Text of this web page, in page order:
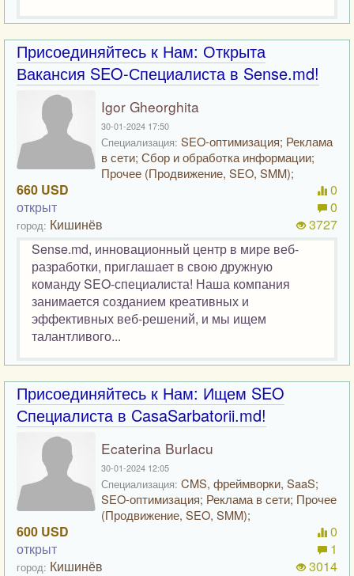
Присоединяйтесь к Нам: Открыта
Вакансия SEO-Специалиста в Sense.md!
Igor Gheorghita
30-01-2024 17:50
Специализация: SEO-оптимизация; Реклама
в сети; Сбор и обработка информации;
Прочее (Продвижение, SEO, SMM);
660 USD
открыт
город: Кишинёв
0
0
3727
Sense.md, инновационный центр в мире веб-
разработки, приглашает в свою дружную
команду SEO-специалиста! Наша компания
занимается созданием креативных и
эффективных веб-решений, и мы ищем
талантливого...
Присоединяйтесь к Нам: Ищем SEO
Специалиста в CasaSarbatorii.md!
Ecaterina Burlacu
30-01-2024 12:05
Специализация: CMS, фреймворки, SaaS;
SEO-оптимизация; Реклама в сети; Прочее
(Продвижение, SEO, SMM);
600 USD
открыт
город: Кишинёв
0
1
3014